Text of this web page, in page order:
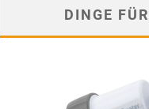
DINGE